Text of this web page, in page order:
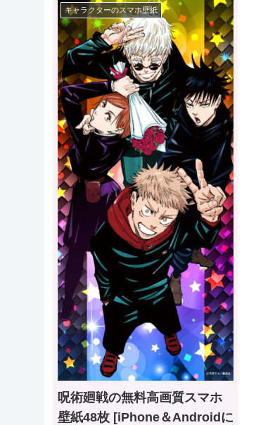
キャラクターのスマホ壁紙
呪術廻戦の無料高画質スマホ
壁紙48枚 [iPhone＆Androidに